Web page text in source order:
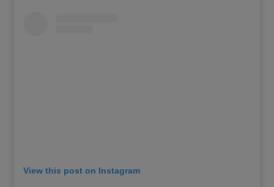
View this post on Instagram